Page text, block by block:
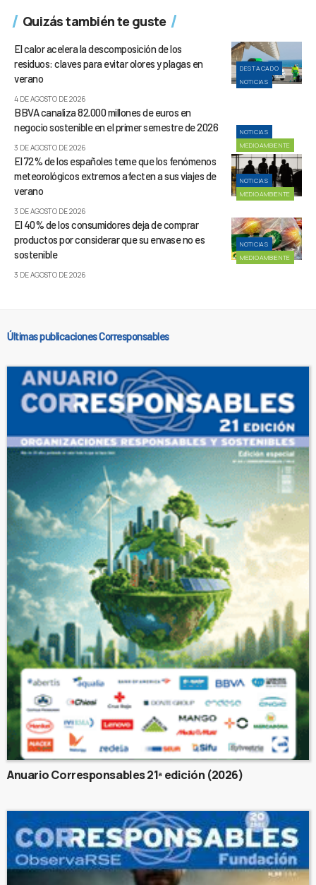
Quizás también te guste
DESTACADO
NOTICIAS
El calor acelera la descomposición de los
residuos: claves para evitar olores y plagas en
verano
4 DE AGOSTO DE 2026
NOTICIAS
MEDIOAMBIENTE
BBVA canaliza 82.000 millones de euros en
negocio sostenible en el primer semestre de 2026
3 DE AGOSTO DE 2026
NOTICIAS
MEDIOAMBIENTE
El 72% de los españoles teme que los fenómenos
meteorológicos extremos afecten a sus viajes de
verano
3 DE AGOSTO DE 2026
NOTICIAS
MEDIOAMBIENTE
El 40% de los consumidores deja de comprar
productos por considerar que su envase no es
sostenible
3 DE AGOSTO DE 2026
Últimas publicaciones Corresponsables
Anuario Corresponsables 21ª edición (2026)